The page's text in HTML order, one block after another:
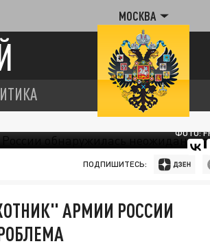
МОСКВА
ФОТО:
ПОДПИШИТЕСЬ:
АРМИИ РОССИИ